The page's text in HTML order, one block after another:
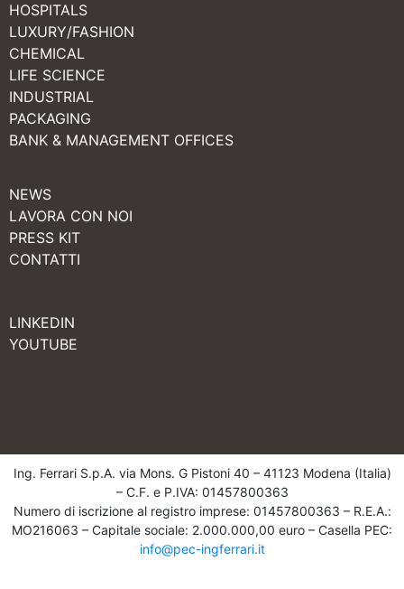
HOSPITALS
LUXURY/FASHION
CHEMICAL
LIFE SCIENCE
INDUSTRIAL
PACKAGING
BANK & MANAGEMENT OFFICES
NEWS
LAVORA CON NOI
PRESS KIT
CONTATTI
LINKEDIN
YOUTUBE
Ing. Ferrari S.p.A. via Mons. G Pistoni 40 – 41123 Modena (Italia)
– C.F. e P.IVA: 01457800363
Numero di iscrizione al registro imprese: 01457800363 – R.E.A.:
MO216063 – Capitale sociale: 2.000.000,00 euro – Casella PEC:
info@pec-ingferrari.it